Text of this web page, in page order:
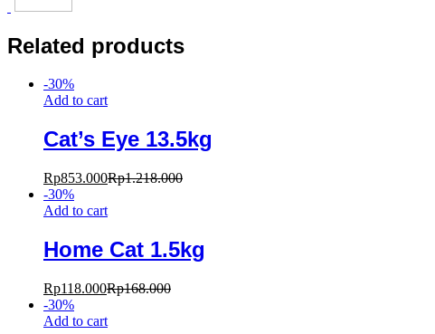
Related products
-30%
Add to cart
Cat’s Eye 13.5kg
Rp853.000Rp1.218.000
-30%
Add to cart
Home Cat 1.5kg
Rp118.000Rp168.000
-30%
Add to cart